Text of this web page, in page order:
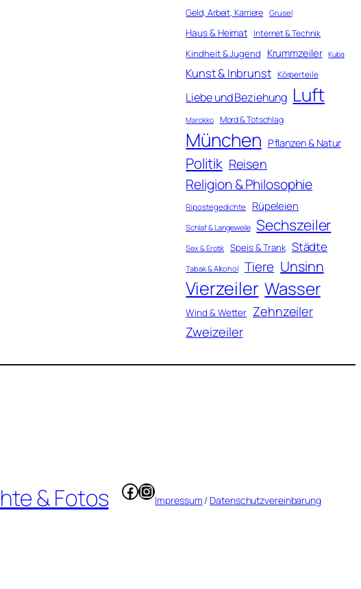
Geld, Arbeit, Karriere Grusel
Haus & Heimat Internet & Technik
Kindheit & Jugend Krummzeiler Kuba
Kunst & Inbrunst Körperteile
Liebe und Beziehung Luft
Marokko Mord & Totschlag
München Pflanzen & Natur
Politik Reisen
Religion & Philosophie
Ripostegedichte Rüpeleien
Schlaf & Langeweile Sechszeiler
Sex & Erotik Speis & Trank Städte
Tabak & Alkohol Tiere Unsinn
Vierzeiler Wasser
Wind & Wetter Zehnzeiler
Zweizeiler
& Fotos Facebook
Instagram
Impressum / Datenschutzvereinbarung